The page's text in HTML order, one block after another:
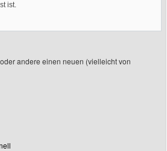
ist.
andere einen neuen (vielleicht von